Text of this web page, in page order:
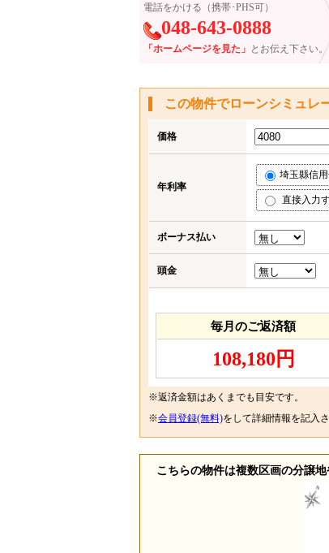
電話をかける（携帯･PHS可）
048-643-0888
「ホームページを見た」 とお伝え下さい。
この物件でローンシミュレ
価格
年利率
埼玉縣信
直接入力
ボーナス払い
頭金
毎月のご返済額
108,180円
※返済金額はあくまでも目安です。
※会員登録(無料)をして詳細情報を記入
こちらの物件は複数区画の分譲